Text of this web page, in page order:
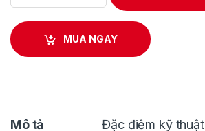
MUA NGAY
Mô tả Đặc điểm kỹ thuật